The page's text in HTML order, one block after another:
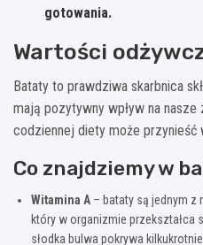
gotowania.
Wartości
Bataty to prawdziwa skarbnica
mają pozytywny wpływ na nasze
codziennej diety może przynieść
Co znajdziemy w
Witamina A – bataty są jednym z
który w organizmie przekształca
słodka bulwa pokrywa